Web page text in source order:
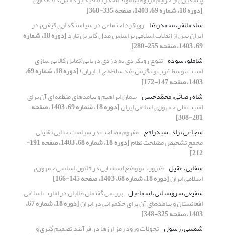
[دوره 18، شماره 69، 1403، صفحه 335-368]
شادمانفر، محمدرضا رویکرد اجتماعی در سیاستگذاری کیفری در
ایران پس از انقلاب اسلامی براساس مدل گابریل تارد [دوره 18، شماره
69، 1403، صفحه 255-280]
شاملو، سوده تنوع رویکردی به دزدی دریایی(تقابل کالایی سازی
امنیت توسط غرب و نگرش ضد سلطه ج.ا. ایران) [دوره 18، شماره 69،
1403، صفحه 147-172]
شاه رضائی، محمّدحسن پیمان ابراهیم و پیامدهای منطقه ای آن برای
امنیت ملی جمهوری اسلامی ایران [دوره 18، شماره 69، 1403، صفحه
281-308]
شجاعی نژاد، سیدرافع مفهوم مصلحت در سیاست جنایی تقنینی
مجمعِ تشخیص مصلحت نظام [دوره 18، شماره 68، 1403، صفحه 191-
212]
شفایی، عقیل ضرورت و وضع استثنایی در قانون اساسی جمهوری
اسلامی ایران[دوره 18، شماره 68، 1403، صفحه 145-166]
شفیعی سروستانی، اسماعیل بررسی گفتمان طالبان در امارت اسلامی
افغانستان و پیامدهای آن برای حکمرانی در ایران [دوره 18، شماره 67،
1403، صفحه 325-348]
شمسی، رسول تحولات ورود رمز ارزها در فرآیند تصمیم گیری و